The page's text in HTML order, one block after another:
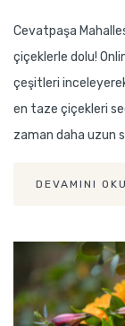
Cevatpaşa
çiçeklerle dolu!
çeşitleri
en taze çiçekleri
zaman daha uzun
DEVAMINI OKU